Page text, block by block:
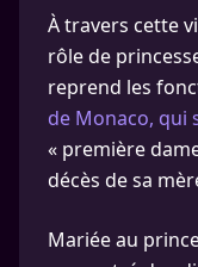
À travers cette
rôle de
reprend les
de Monaco, qui
« première
décès de sa
Mariée au